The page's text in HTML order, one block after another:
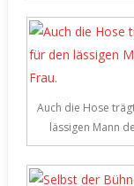
Auch die Hose
lässigen Mann